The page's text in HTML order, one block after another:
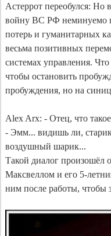
Астеррот переобулся: Но
войну ВС РФ неминуемо
потерь и гуманитарных
весьма позитивных
системах управления.
чтобы остановить
пробуждения, но на
Alex Arx: - Отец, что
- Эмм... видишь ли,
воздушный шарик...
Такой диалог
Максвеллом и его 5-
ним после работы, чтобы